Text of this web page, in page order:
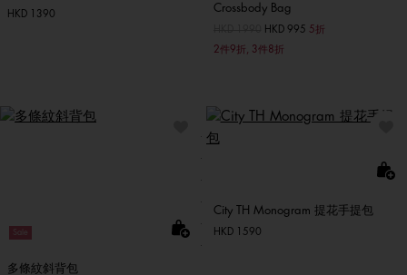
HKD 1390
Crossbody Bag
至HKD 995 5折
2件9折, 3件8折
Sale
多條紋斜背包
City TH Monogram 提花手提包
HKD 1590